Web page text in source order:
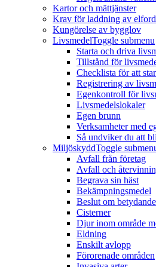
Kartor och mättjänster
Krav för laddning av
Kungörelse av bygglov
LivsmedelToggle submenu
Starta och driva
Tillstånd för
Checklista för att
Registrering av
Egenkontroll för
Livsmedelslokaler
Egen brunn
Verksamheter med
Så undviker du att
MiljöskyddToggle
Avfall från företag
Avfall och
Begrava sin häst
Bekämpningsmedel
Beslut om
Cisterner
Djur inom område
Eldning
Enskilt avlopp
Förorenade områden